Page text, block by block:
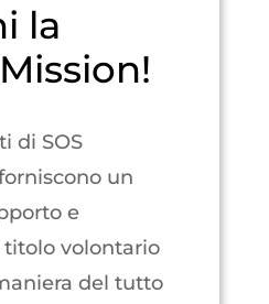
la
di SOS
un
e
titolo volontario
del tutto